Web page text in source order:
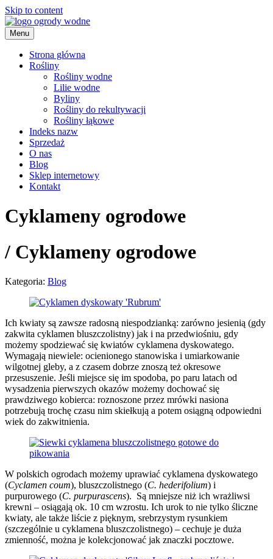
Skip to content
ogrody wodne
Menu
Strona główna
Rośliny
Rośliny wodne
Lilie wodne
Byliny
Rośliny do rekultywacji
Rośliny łąkowe
Indeks nazw
Sprzedaż
O nas
Blog
Sklep internetowy
Kontakt
Cyklameny ogrodowe
/ Cyklameny ogrodowe
Kategoria: Blog
Ich kwiaty są zawsze radosną niespodzianką: zarówno jesienią (gdy
zakwita cyklamen bluszczolistny) jak i na przedwiośniu, gdy
możemy spodziewać się kwiatów cyklamena dyskowatego.
Wymagają niewiele: ocienionego stanowiska i umiarkowanie
wilgotnej gleby, a z czasem dobrze znoszą też okresowe
przesuszenie. Jeśli miejsce się im spodoba, po paru latach od
wysadzenia pierwszych okazów możemy dochować się
prawdziwego kobierca: roznoszone przez mrówki nasiona
potrzebują trochę czasu nim skiełkują a potem osiągną odpowiedni
wiek do zakwitnienia.
W polskich ogrodach możemy uprawiać cyklamena dyskowatego
(Cyclamen coum), bluszczolistnego (C. hederifolium) i
purpurowego (C. purpurascens). Są mniejsze niż ich wrażliwsi
krewni – osiągają ok. 10 cm wzrostu. Ich urok to nie tylko śliczne
kwiaty, ale także liście z pięknym, srebrzystym rysunkiem
(szczególnie u cyklamena bluszczolistnego) – cechuje je duża
zmienność, można je kolekcjonować jak znaczki pocztowe.